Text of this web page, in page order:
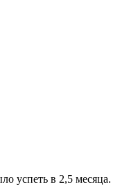
успеть в 2,5 месяца.